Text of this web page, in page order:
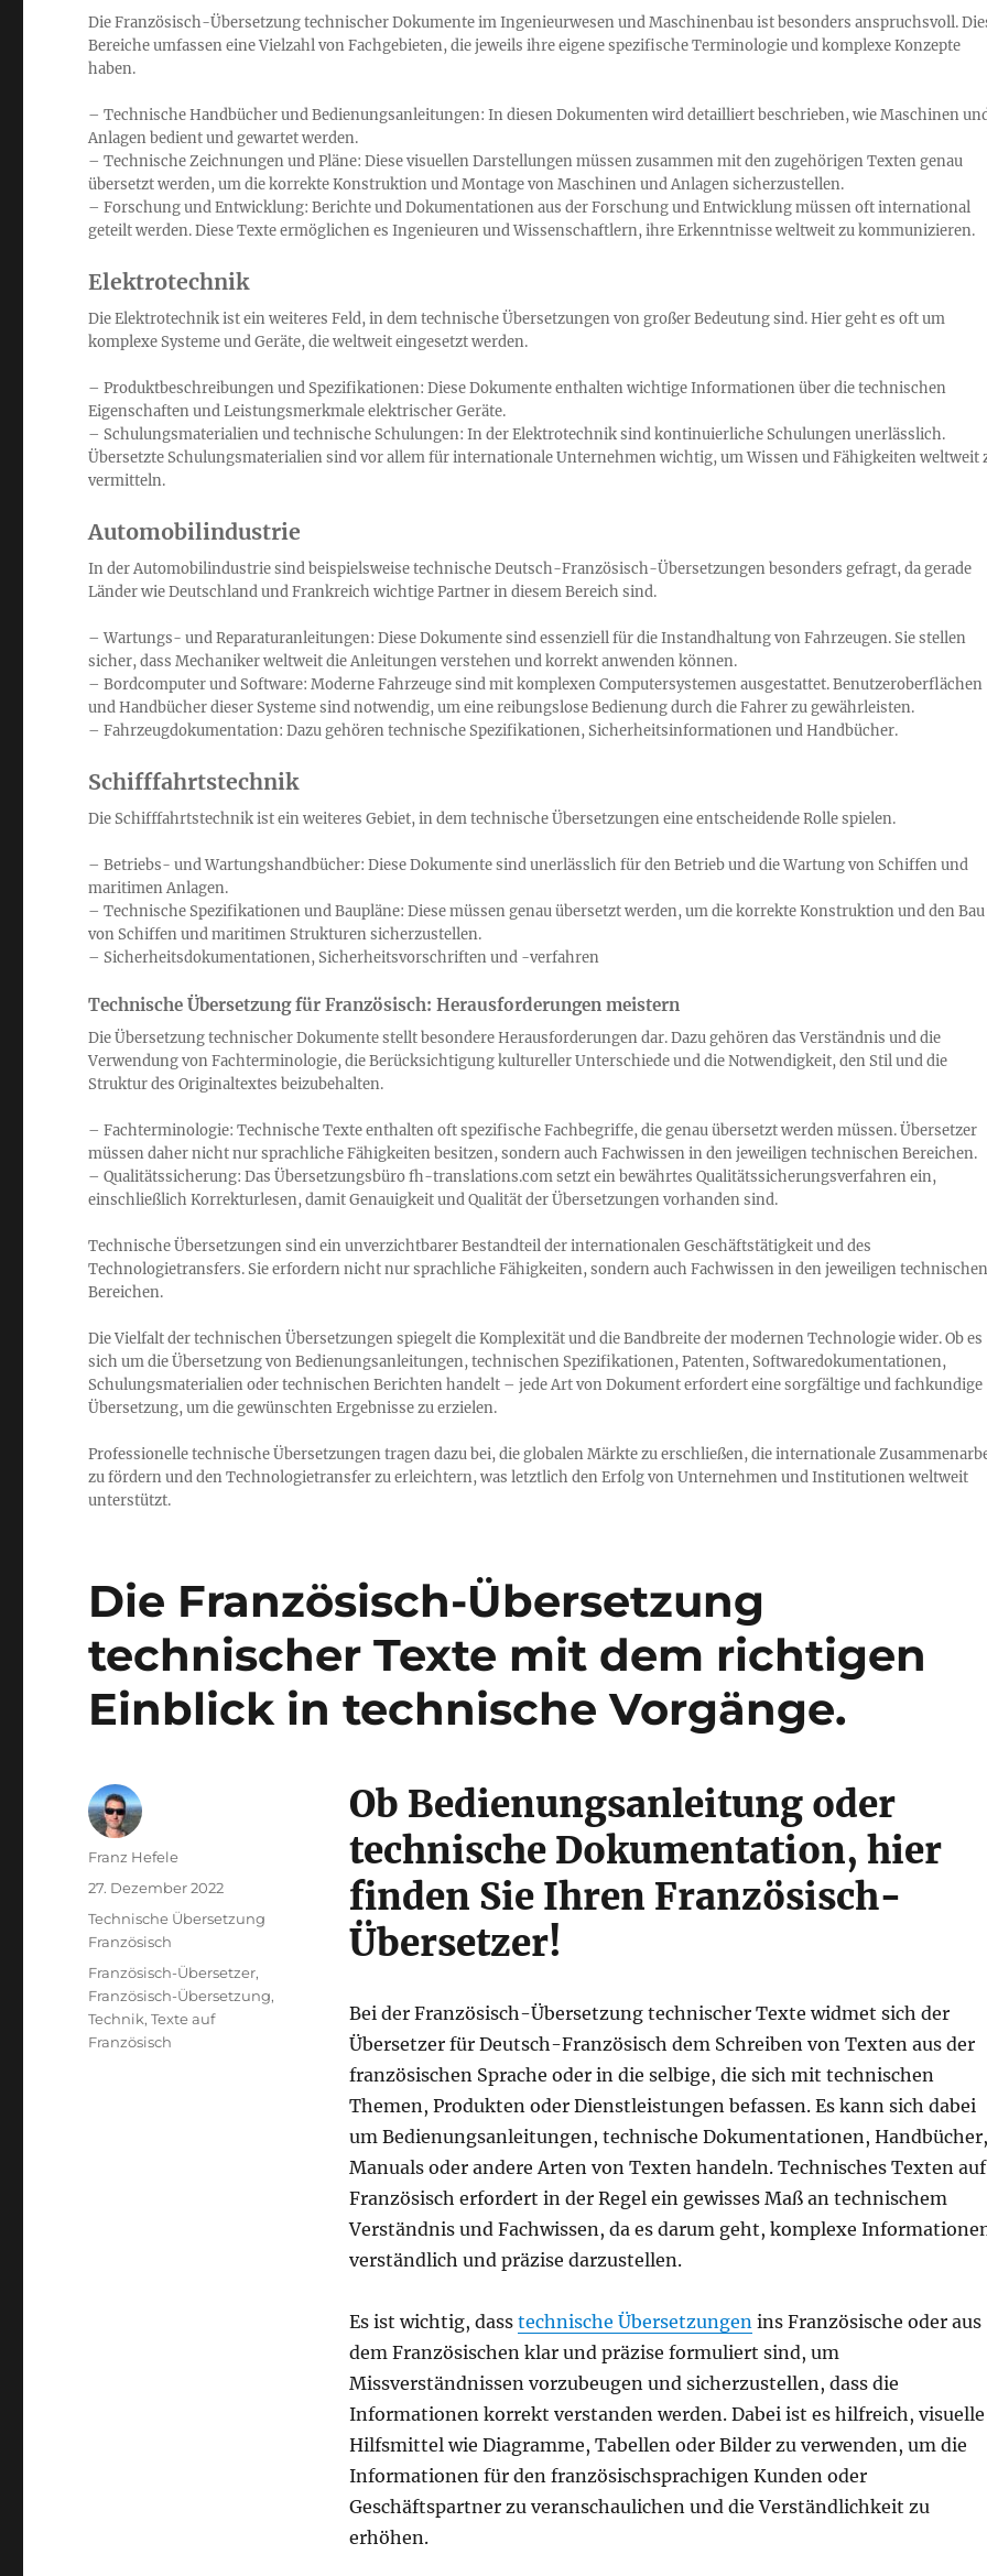
Die Französisch-Übersetzung technischer Dokumente im Ingenieurwesen und Maschinenbau ist besonders anspruchsvoll.
Bereiche umfassen eine Vielzahl von Fachgebieten, die jeweils ihre eigene spezifische Terminologie und komplexe Konzepte
haben.
– Technische Handbücher und Bedienungsanleitungen: In diesen Dokumenten wird detailliert beschrieben, wie Maschinen
Anlagen bedient und gewartet werden.
– Technische Zeichnungen und Pläne: Diese visuellen Darstellungen müssen zusammen mit den zugehörigen Texten genau
übersetzt werden, um die korrekte Konstruktion und Montage von Maschinen und Anlagen sicherzustellen.
– Forschung und Entwicklung: Berichte und Dokumentationen aus der Forschung und Entwicklung müssen oft international
geteilt werden. Diese Texte ermöglichen es Ingenieuren und Wissenschaftlern, ihre Erkenntnisse weltweit zu kommunizieren.
Elektrotechnik
Die Elektrotechnik ist ein weiteres Feld, in dem technische Übersetzungen von großer Bedeutung sind. Hier geht es oft um
komplexe Systeme und Geräte, die weltweit eingesetzt werden.
– Produktbeschreibungen und Spezifikationen: Diese Dokumente enthalten wichtige Informationen über die technischen
Eigenschaften und Leistungsmerkmale elektrischer Geräte.
– Schulungsmaterialien und technische Schulungen: In der Elektrotechnik sind kontinuierliche Schulungen unerlässlich.
Übersetzte Schulungsmaterialien sind vor allem für internationale Unternehmen wichtig, um Wissen und Fähigkeiten weltweit
vermitteln.
Automobilindustrie
In der Automobilindustrie sind beispielsweise technische Deutsch-Französisch-Übersetzungen besonders gefragt, da gerade
Länder wie Deutschland und Frankreich wichtige Partner in diesem Bereich sind.
– Wartungs- und Reparaturanleitungen: Diese Dokumente sind essenziell für die Instandhaltung von Fahrzeugen. Sie stellen
sicher, dass Mechaniker weltweit die Anleitungen verstehen und korrekt anwenden können.
– Bordcomputer und Software: Moderne Fahrzeuge sind mit komplexen Computersystemen ausgestattet. Benutzeroberflächen
und Handbücher dieser Systeme sind notwendig, um eine reibungslose Bedienung durch die Fahrer zu gewährleisten.
– Fahrzeugdokumentation: Dazu gehören technische Spezifikationen, Sicherheitsinformationen und Handbücher.
Schifffahrtstechnik
Die Schifffahrtstechnik ist ein weiteres Gebiet, in dem technische Übersetzungen eine entscheidende Rolle spielen.
– Betriebs- und Wartungshandbücher: Diese Dokumente sind unerlässlich für den Betrieb und die Wartung von Schiffen und
maritimen Anlagen.
– Technische Spezifikationen und Baupläne: Diese müssen genau übersetzt werden, um die korrekte Konstruktion und den Bau
von Schiffen und maritimen Strukturen sicherzustellen.
– Sicherheitsdokumentationen, Sicherheitsvorschriften und -verfahren
Technische Übersetzung für Französisch: Herausforderungen meistern
Die Übersetzung technischer Dokumente stellt besondere Herausforderungen dar. Dazu gehören das Verständnis und die
Verwendung von Fachterminologie, die Berücksichtigung kultureller Unterschiede und die Notwendigkeit, den Stil und die
Struktur des Originaltextes beizubehalten.
– Fachterminologie: Technische Texte enthalten oft spezifische Fachbegriffe, die genau übersetzt werden müssen. Übersetzer
müssen daher nicht nur sprachliche Fähigkeiten besitzen, sondern auch Fachwissen in den jeweiligen technischen Bereichen.
– Qualitätssicherung: Das Übersetzungsbüro fh-translations.com setzt ein bewährtes Qualitätssicherungsverfahren ein,
einschließlich Korrekturlesen, damit Genauigkeit und Qualität der Übersetzungen vorhanden sind.
Technische Übersetzungen sind ein unverzichtbarer Bestandteil der internationalen Geschäftstätigkeit und des
Technologietransfers. Sie erfordern nicht nur sprachliche Fähigkeiten, sondern auch Fachwissen in den jeweiligen
Bereichen.
Die Vielfalt der technischen Übersetzungen spiegelt die Komplexität und die Bandbreite der modernen Technologie wider. Ob es
sich um die Übersetzung von Bedienungsanleitungen, technischen Spezifikationen, Patenten, Softwaredokumentationen,
Schulungsmaterialien oder technischen Berichten handelt – jede Art von Dokument erfordert eine sorgfältige und fachkundige
Übersetzung, um die gewünschten Ergebnisse zu erzielen.
Professionelle technische Übersetzungen tragen dazu bei, die globalen Märkte zu erschließen, die internationale
zu fördern und den Technologietransfer zu erleichtern, was letztlich den Erfolg von Unternehmen und Institutionen weltweit
unterstützt.
Die Französisch-Übersetzung
technischer Texte mit dem richtigen
Einblick in technische Vorgänge.
Ob Bedienungsanleitung oder
technische Dokumentation, hier
finden Sie Ihren Französisch-
Übersetzer!
Bei der Französisch-Übersetzung technischer Texte widmet sich der
Übersetzer für Deutsch-Französisch dem Schreiben von Texten aus der
französischen Sprache oder in die selbige, die sich mit technischen
Themen, Produkten oder Dienstleistungen befassen. Es kann sich dabei
um Bedienungsanleitungen, technische Dokumentationen, Handbücher,
Manuals oder andere Arten von Texten handeln. Technisches Texten auf
Französisch erfordert in der Regel ein gewisses Maß an technischem
Verständnis und Fachwissen, da es darum geht, komplexe
verständlich und präzise darzustellen.
Es ist wichtig, dass technische Übersetzungenins Französische oder aus
dem Französischen klar und präzise formuliert sind, um
Missverständnissen vorzubeugen und sicherzustellen, dass die
Informationen korrekt verstanden werden. Dabei ist es hilfreich, visuelle
Hilfsmittel wie Diagramme, Tabellen oder Bilder zu verwenden, um die
Informationen für den französischsprachigen Kunden oder
Geschäftspartner zu veranschaulichen und die Verständlichkeit zu
erhöhen.
Autor
Franz Hefele
Veröffentlicht
27. Dezember 2022
Kategorien
Technische Übersetzung
Französisch
Schlagwörter
Französisch-Übersetzer,
Französisch-Übersetzung,
Technik,Texte auf
Französisch